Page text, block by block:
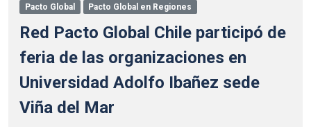
Pacto Global
Pacto Global en Regiones
Red Pacto Global Chile participó de
feria de las organizaciones en
Universidad Adolfo Ibañez sede
Viña del Mar